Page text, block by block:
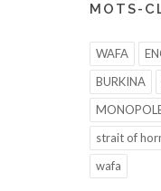
MOTS-
WAFA
BURKINA
strait of
wafa